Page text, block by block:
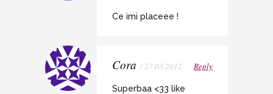
Ce imi placeee !
Cora / 27.03.2012 Reply
Superbaa <33 like